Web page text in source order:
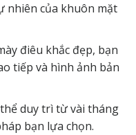
nhiên của khuôn mặt
điêu khắc đẹp, bạn
tiếp và hình ảnh bản
duy trì từ vài tháng
bạn lựa chọn.